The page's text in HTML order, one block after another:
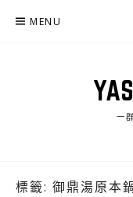
MENU
一
標籤: 御鼎湯原本